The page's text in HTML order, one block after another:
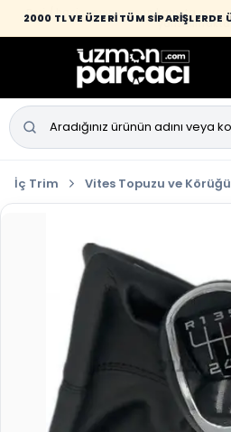
2000 TL VE ÜZERİ TÜM
Desi / hacim sınırını aşan kaporta
İç Trim Vites Topuzu ve Körüğü